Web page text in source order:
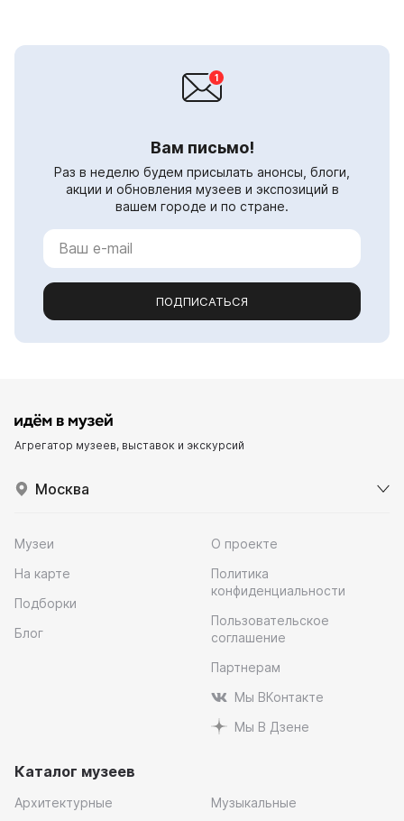
Вам письмо!
Раз в неделю будем присылать анонсы, блоги,
акции и обновления музеев и экспозиций в
вашем городе и по стране.
ПОДПИСАТЬСЯ
Агрегатор музеев, выставок и экскурсий
Москва
Музеи
На карте
Подборки
Блог
О проекте
Политика
конфиденциальности
Пользовательское
соглашение
Партнерам
Мы ВКонтакте
Мы В Дзене
Каталог музеев
Архитектурные Музыкальные